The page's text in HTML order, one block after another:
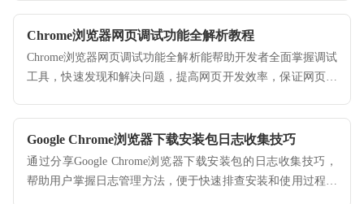
Chrome浏览器网页调试功能全解析教程
Chrome浏览器网页调试功能全解析能帮助开发者全面掌握调试
工具，快速发现和解决问题，提高网页开发效率，保证网页稳
Google Chrome浏览器下载安装包日志收集技巧
通过分享Google Chrome浏览器下载安装包的日志收集技巧，
帮助用户掌握日志管理方法，便于快速排查安装和使用过程中